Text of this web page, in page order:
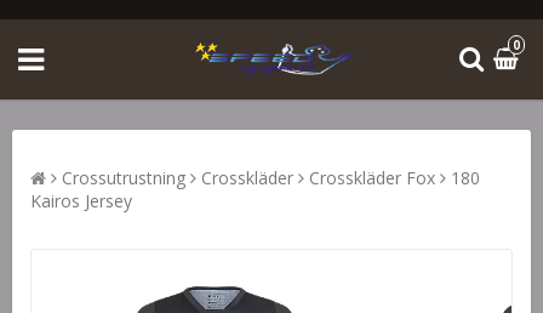
0
Crossutrustning Crosskläder Crosskläder Fox
180
Kairos Jersey